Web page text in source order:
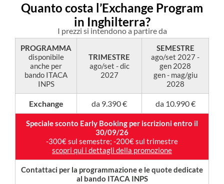
Quanto costa l’Exchange Program
in Inghilterra?
I prezzi si intendono a partire da
PROGRAMMA
disponibile
anche per
bando ITACA
INPS
TRIMESTRE
ago/set - dic
2027
SEMESTRE
ago/set 2027 -
gen 2028
gen - mag/giu
2028
Exchange da 9.390 € da 10.990 €
Speciale sconto Early Booking per iscrizioni entro il
30/09/26
-300€ sul semestre; -200€ sul trimestre
scopri qui i dettagli della promozione
Contattaci per la programmazione e le quote dedicate
al bando ITACA INPS